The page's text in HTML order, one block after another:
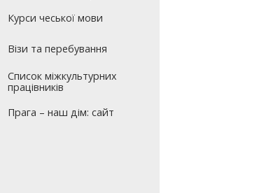
Курси чеської мови
Візи та перебування
Список міжкультурних
працівників
Прага – наш дім: сайт